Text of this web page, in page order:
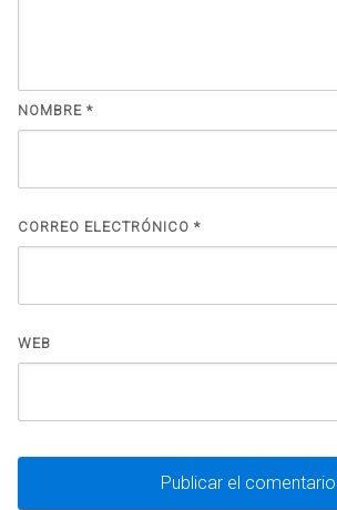
NOMBRE *
CORREO ELECTRÓNICO *
WEB